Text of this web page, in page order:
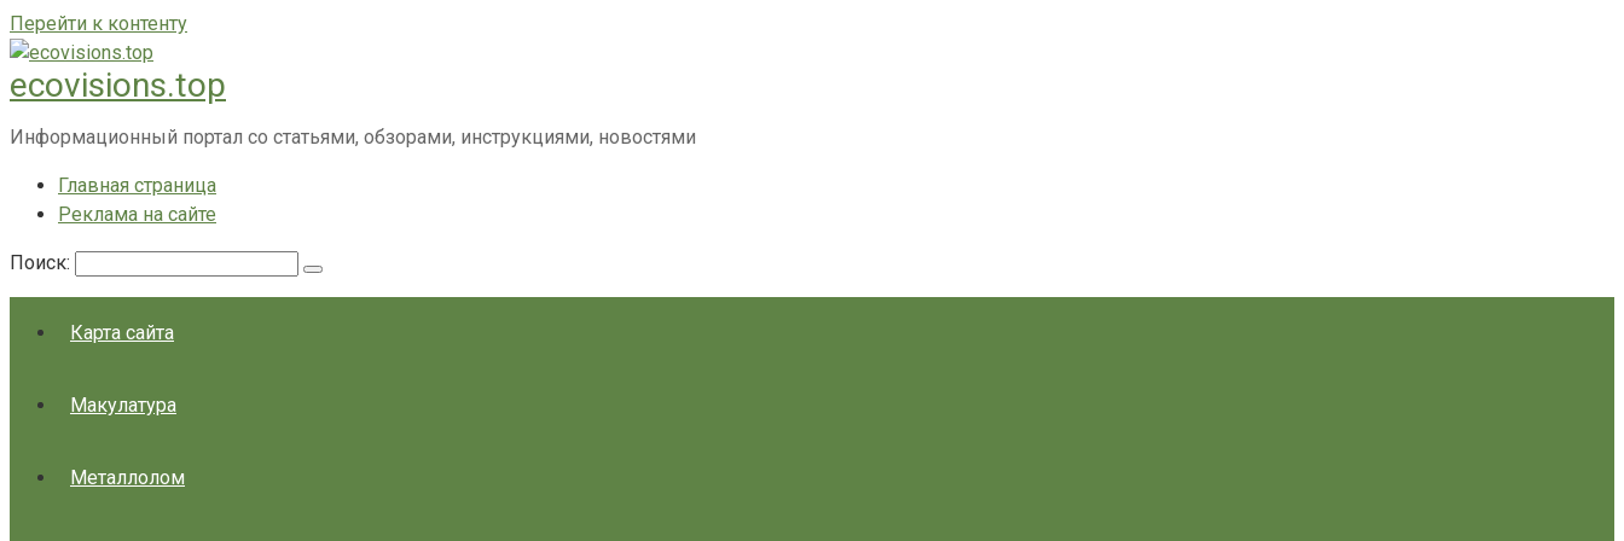
Перейти к контенту
ecovisions.top
Информационный портал со статьями, обзорами, инструкциями, новостями
Главная страница
Реклама на сайте
Поиск:
Карта сайта
Макулатура
Металлолом